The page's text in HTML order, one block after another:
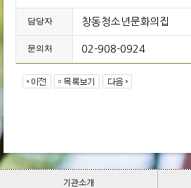
담당자 창동청소년문화의집
문의처 02-908-0924
기관소개